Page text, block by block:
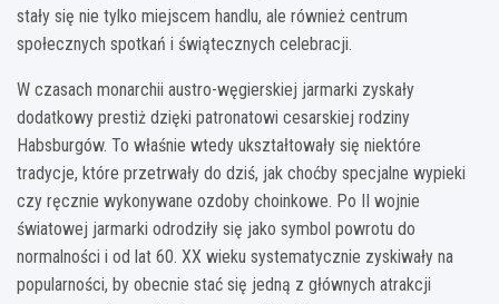
stały się nie tylko miejscem handlu, ale również centrum
społecznych spotkań i świątecznych celebracji.
W czasach monarchii austro-węgierskiej jarmarki zyskały
dodatkowy prestiż dzięki patronatowi cesarskiej rodziny
Habsburgów. To właśnie wtedy ukształtowały się niektóre
tradycje, które przetrwały do dziś, jak choćby specjalne wypieki
czy ręcznie wykonywane ozdoby choinkowe. Po II wojnie
światowej jarmarki odrodziły się jako symbol powrotu do
normalności i od lat 60. XX wieku systematycznie zyskiwały na
popularności, by obecnie stać się jedną z głównych atrakcji